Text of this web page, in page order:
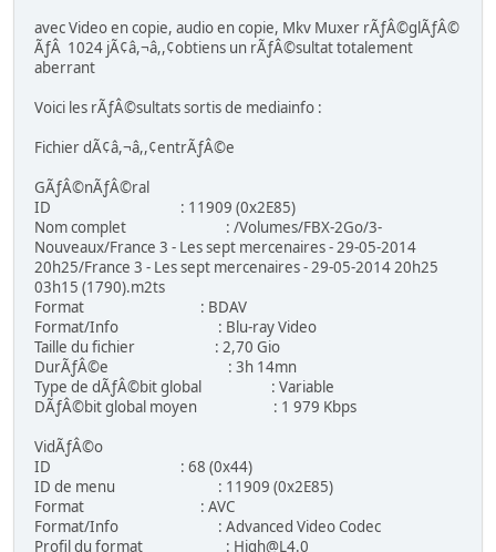
avec Video en copie, audio en copie, Mkv Muxer rÃƒÂ©glÃƒÂ©
ÃƒÂ 1024 jÃ¢â,¬â,,¢obtiens un rÃƒÂ©sultat totalement
aberrant
Voici les rÃƒÂ©sultats sortis de mediainfo :
Fichier dÃ¢â,¬â,,¢entrÃƒÂ©e
GÃƒÂ©nÃƒÂ©ral
ID : 11909 (0x2E85)
Nom complet : /Volumes/FBX-2Go/3-
Nouveaux/France 3 - Les sept mercenaires - 29-05-2014
20h25/France 3 - Les sept mercenaires - 29-05-2014 20h25
03h15 (1790).m2ts
Format : BDAV
Format/Info : Blu-ray Video
Taille du fichier : 2,70 Gio
DurÃƒÂ©e : 3h 14mn
Type de dÃƒÂ©bit global : Variable
DÃƒÂ©bit global moyen : 1 979 Kbps
VidÃƒÂ©o
ID : 68 (0x44)
ID de menu : 11909 (0x2E85)
Format : AVC
Format/Info : Advanced Video Codec
Profil du format : High@L4.0